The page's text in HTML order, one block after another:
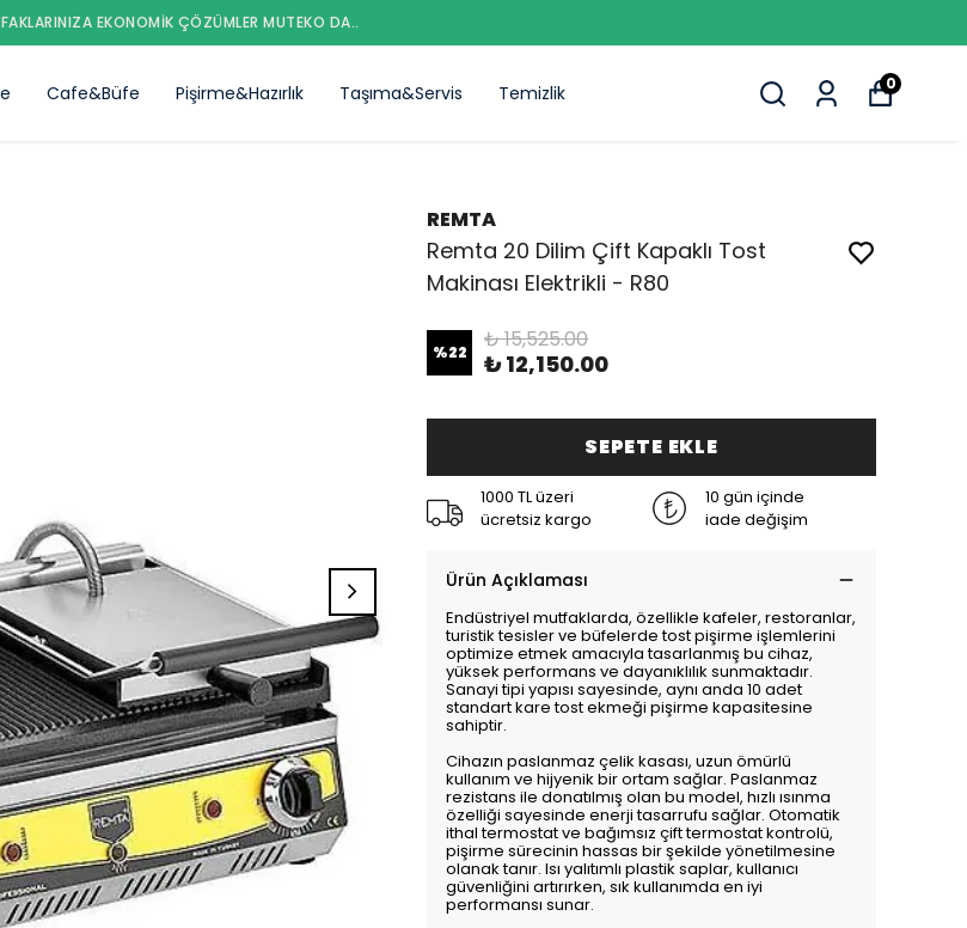
EKONOMIK ÇÖZÜMLER MUTEKO DA..
Cafe&Büfe Pişirme&Hazırlık Taşıma&Servis Temizlik 0
REMTA
Remta 20 Dilim Çift Kapaklı Tost
Makinası Elektrikli - R80
%22 ₺ 15,525.00
₺ 12,150.00
SEPETE EKLE
1000 TL üzeri
ücretsiz kargo
10 gün içinde
iade değişim
Ürün Açıklaması
Endüstriyel mutfaklarda, özellikle kafeler, restoranlar,
turistik tesisler ve büfelerde tost pişirme işlemlerini
optimize etmek amacıyla tasarlanmış bu cihaz,
yüksek performans ve dayanıklılık sunmaktadır.
Sanayi tipi yapısı sayesinde, aynı anda 10 adet
standart kare tost ekmeği pişirme kapasitesine
sahiptir.
Cihazın paslanmaz çelik kasası, uzun ömürlü
kullanım ve hijyenik bir ortam sağlar. Paslanmaz
rezistans ile donatılmış olan bu model, hızlı ısınma
özelliği sayesinde enerji tasarrufu sağlar. Otomatik
ithal termostat ve bağımsız çift termostat kontrolü,
pişirme sürecinin hassas bir şekilde yönetilmesine
olanak tanır. Isı yalıtımlı plastik saplar, kullanıcı
güvenliğini artırırken, sık kullanımda en iyi
performansı sunar.